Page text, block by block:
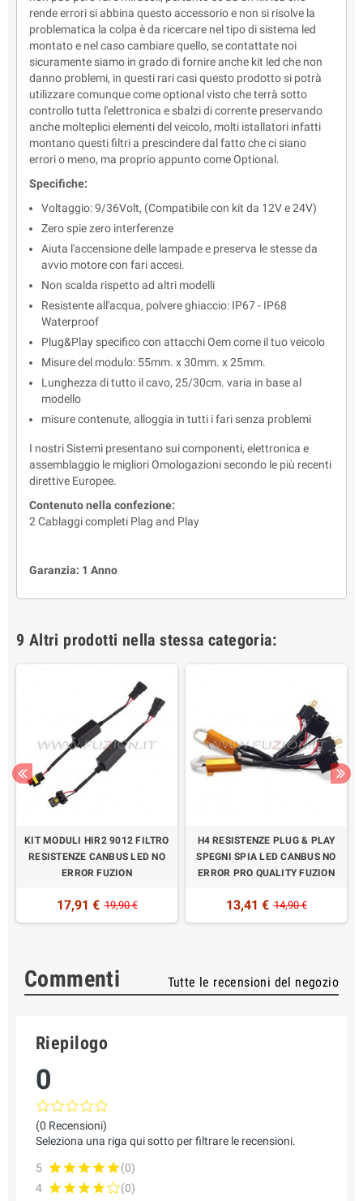
rende errori si abbina questo accessorio e non si risolve la
problematica la colpa è da ricercare nel tipo di sistema led
montato e nel caso cambiare quello, se contattate noi
sicuramente siamo in grado di fornire anche kit led che non
danno problemi, in questi rari casi questo prodotto si potrà
utilizzare comunque come optional visto che terrà sotto
controllo tutta l'elettronica e sbalzi di corrente preservando
anche molteplici elementi del veicolo, molti istallatori infatti
montano questi filtri a prescindere dal fatto che ci siano
errori o meno, ma proprio appunto come Optional.
Specifiche:
Voltaggio: 9/36Volt, (Compatibile con kit da 12V e 24V)
Zero spie zero interferenze
Aiuta l'accensione delle lampade e preserva le stesse da
avvio motore con fari accesi.
Non scalda rispetto ad altri modelli
Resistente all'acqua, polvere ghiaccio: IP67 - IP68
Waterproof
Plug&Play specifico con attacchi Oem come il tuo veicolo
Misure del modulo: 55mm. x 30mm. x 25mm.
Lunghezza di tutto il cavo, 25/30cm. varia in base al
modello
misure contenute, alloggia in tutti i fari senza problemi
I nostri Sistemi presentano sui componenti, elettronica e
assemblaggio le migliori Omologazioni secondo le più recenti
direttive Europee.
Contenuto nella confezione:
2 Cablaggi completi Plag and Play
Garanzia: 1 Anno
9 Altri prodotti nella stessa categoria:
KIT MODULI HIR2 9012 FILTRO
RESISTENZE CANBUS LED NO
ERROR FUZION
17,91 € 19,90 €
H4 RESISTENZE PLUG & PLAY
SPEGNI SPIA LED CANBUS NO
ERROR PRO QUALITY FUZION
13,41 € 14,90 €
Commenti Tutte le recensioni del negozio
Riepilogo
0
(0 Recensioni)
Seleziona una riga qui sotto per filtrare le recensioni.
5
(0)
4
(0)